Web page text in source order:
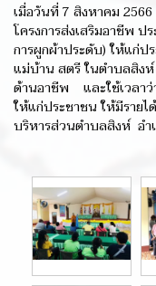
เมื่อวันที่ 7 สิงหาคม
โครงการส่งเสริมอาชีพ
การผูกผ้าประดับ) ให้แก่ป
แม่บ้าน สตรี ในตำบลสิง
ด้านอาชีพ และใช้เวลาว่
ให้แก่ประชาชน ให้มีราย
บริหารส่วนตำบลสิงห์ อ